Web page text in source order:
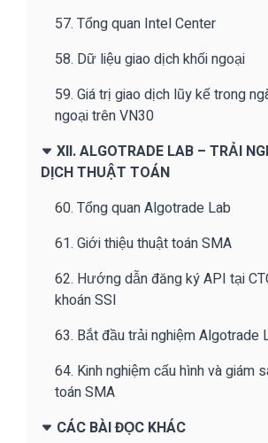
57. Tổng quan Intel Center
58. Dữ liệu giao dịch khối ngoại
59. Giá trị giao dịch lũy kế trong
ngoại trên VN30
XII. ALGOTRADE LAB – TRẢI
DỊCH THUẬT TOÁN
60. Tổng quan Algotrade Lab
61. Giới thiệu thuật toán SMA
62. Hướng dẫn đăng ký API tại
khoán SSI
63. Bắt đầu trải nghiệm Algotrade
64. Kinh nghiệm cấu hình và giám
toán SMA
CÁC BÀI ĐỌC KHÁC